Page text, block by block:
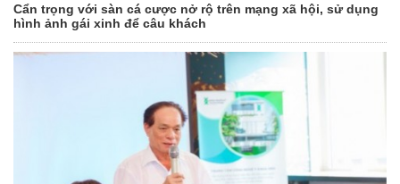
Cẩn trọng với sàn cá cược nở rộ trên mạng xã hội, sử dụng
hình ảnh gái xinh để câu khách